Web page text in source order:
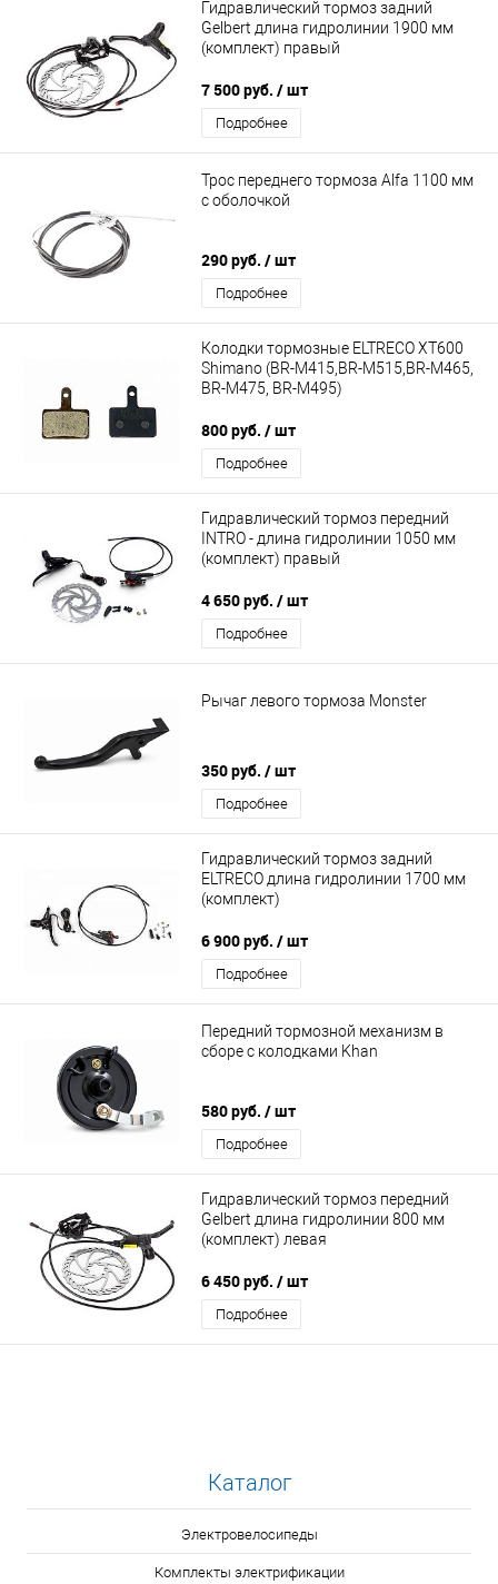
Гидравлический тормоз задний
Gelbert длина гидролинии 1900 мм
(комплект) правый
7 500 руб. / шт
Подробнее
Трос переднего тормоза Alfa 1100 мм
с оболочкой
290 руб. / шт
Подробнее
Колодки тормозные ELTRECO XT600
Shimano (BR-M415,BR-M515,BR-M465,
BR-M475, BR-M495)
800 руб. / шт
Подробнее
Гидравлический тормоз передний
INTRO - длина гидролинии 1050 мм
(комплект) правый
4 650 руб. / шт
Подробнее
Рычаг левого тормоза Monster
350 руб. / шт
Подробнее
Гидравлический тормоз задний
ELTRECO длина гидролинии 1700 мм
(комплект)
6 900 руб. / шт
Подробнее
Передний тормозной механизм в
сборе с колодками Khan
580 руб. / шт
Подробнее
Гидравлический тормоз передний
Gelbert длина гидролинии 800 мм
(комплект) левая
6 450 руб. / шт
Подробнее
Каталог
Электровелосипеды
Комплекты электрификации